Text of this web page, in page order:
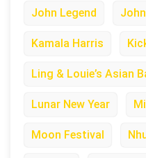
John Legend
Kamala Harris
Ling & Louie’s Asian
Lunar New Year
Moon Festival